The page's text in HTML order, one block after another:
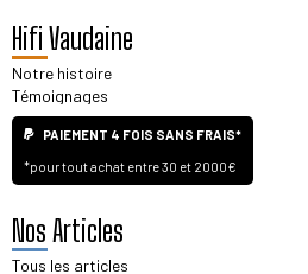
Hifi Vaudaine
Notre histoire
Témoignages
PAIEMENT 4 FOIS SANS FRAIS*
*pour tout achat entre 30 et 2000€
Nos Articles
Tous les articles